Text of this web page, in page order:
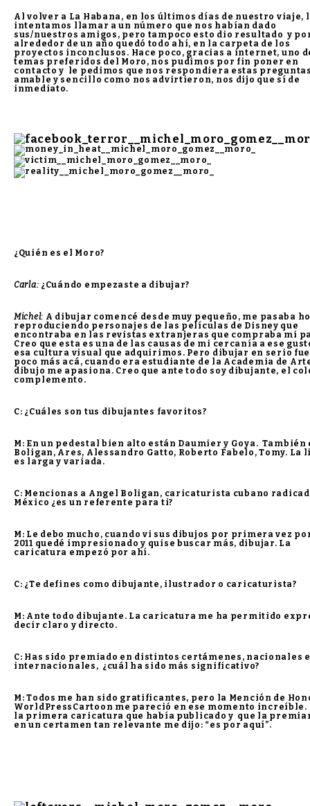
Al volver a La Habana, en los últimos días de nuestro viaje,
intentamos llamar a un número que nos habían dado
sus/nuestros amigos, pero tampoco esto dio resultado y
alrededor de un año quedó todo ahí, en la carpeta de los
proyectos inconclusos. Hace poco, gracias a internet, uno
temas preferidos del Moro, nos pudimos por fin poner en
contacto y le pedimos que nos respondiera estas
amable y sencillo como nos advirtieron, nos dijo que sí de
inmediato.
¿Quién es el Moro?
Carla: ¿Cuándo empezaste a dibujar?
Michel: A dibujar comencé desde muy pequeño, me pasaba
reproduciendo personajes de las películas de Disney que
encontraba en las revistas extranjeras que compraba mi
Creo que esta es una de las causas de mi cercanía a ese
esa cultura visual que adquirimos. Pero dibujar en serio
poco más acá, cuando era estudiante de la Academia de
dibujo me apasiona. Creo que ante todo soy dibujante, el
complemento.
C: ¿Cuáles son tus dibujantes favoritos?
M: En un pedestal bien alto están Daumier y Goya. También
Boligan, Ares, Alessandro Gatto, Roberto Fabelo, Tomy. La
es larga y variada.
C: Mencionas a Angel Boligan, caricaturista cubano
México ¿es un referente para ti?
M: Le debo mucho, cuando vi sus dibujos por primera vez
2011 quedé impresionado y quise buscar más, dibujar. La
caricatura empezó por ahí.
C: ¿Te defines como dibujante, ilustrador o caricaturista?
M: Ante todo dibujante. La caricatura me ha permitido
decir claro y directo.
C: Has sido premiado en distintos certámenes, nacionales e
internacionales, ¿cuál ha sido más significativo?
M: Todos me han sido gratificantes, pero la Mención de
WorldPressCartoon me pareció en ese momento increíble.
la primera caricatura que había publicado y que la
en un certamen tan relevante me dijo: “es por aquí”.